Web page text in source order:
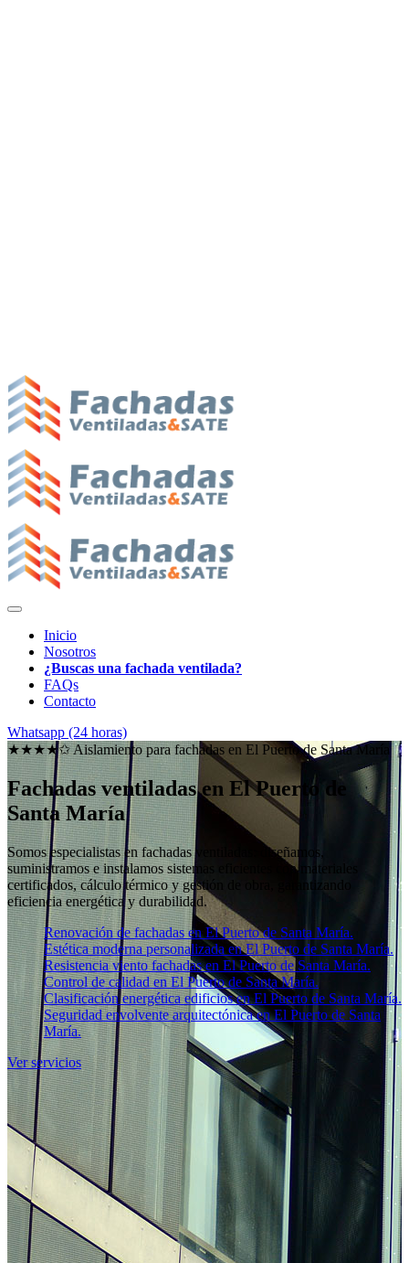
Inicio
Nosotros
¿Buscas una fachada ventilada?
FAQs
Contacto
Whatsapp (24 horas)
★★★★✩ Aislamiento para fachadas en El Puerto de Santa María
Fachadas ventiladas en El Puerto de
Santa María
Somos especialistas en fachadas ventiladas: diseñamos,
suministramos e instalamos sistemas eficientes con materiales
certificados, cálculo térmico y gestión de obra, garantizando
eficiencia energética y durabilidad.
Renovación de fachadas en El Puerto de Santa María.
Estética moderna personalizada en El Puerto de Santa María.
Resistencia viento fachadas en El Puerto de Santa María.
Control de calidad en El Puerto de Santa María.
Clasificación energética edificios en El Puerto de Santa María.
Seguridad envolvente arquitectónica en El Puerto de Santa
María.
Ver servicios